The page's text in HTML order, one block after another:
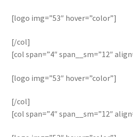
[logo img=”53″ hover=”color”]
[/col]
[col span=”4″ span__sm=”12″
[logo img=”53″ hover=”color”]
[/col]
[col span=”4″ span__sm=”12″